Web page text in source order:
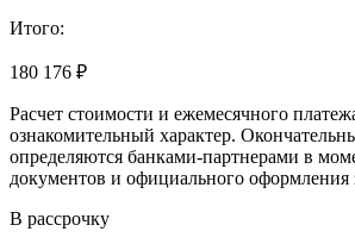
Итого:
180 176 ₽
Расчет стоимости и ежемесячного
ознакомительный характер.
определяются банками-партнерами в
документов и официального оформления
В рассрочку